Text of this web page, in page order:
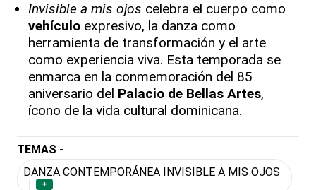
Invisible a mis ojos celebra el cuerpo como
vehículo expresivo, la danza como
herramienta de transformación y el arte
como experiencia viva. Esta temporada se
enmarca en la conmemoración del 85
aniversario del Palacio de Bellas Artes,
ícono de la vida cultural dominicana.
TEMAS -
DANZA CONTEMPORÁNEA INVISIBLE A MIS OJOS
+